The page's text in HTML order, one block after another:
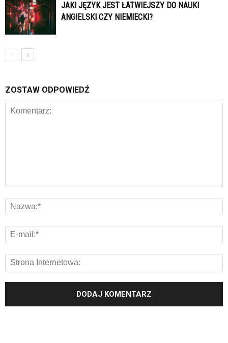
JAKI JĘZYK JEST ŁATWIEJSZY DO NAUKI
ANGIELSKI CZY NIEMIECKI?
ZOSTAW ODPOWIEDŹ